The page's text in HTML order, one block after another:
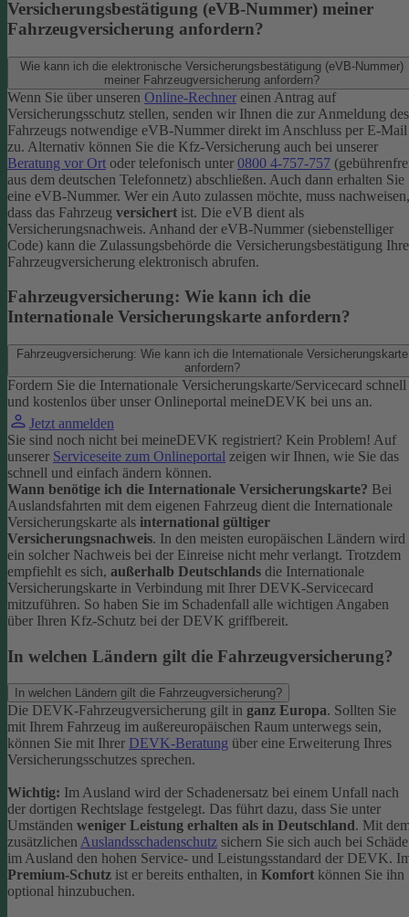
Versicherungsbestätigung (eVB-Nummer) meiner
Fahrzeugversicherung anfordern?
Wie kann ich die elektronische Versicherungsbestätigung (eVB-Nummer)
meiner Fahrzeugversicherung anfordern?
Wenn Sie über unseren Online-Rechner einen Antrag auf
Versicherungsschutz stellen, senden wir Ihnen die zur Anmeldung des
Fahrzeugs notwendige eVB-​Nummer direkt im Anschluss per E-Mail
zu. Alternativ können Sie die Kfz-​Versicherung auch bei unserer
Beratung vor Ort oder telefonisch unter 0800 4-​757-757
aus dem deutschen Telefonnetz) abschließen. Auch dann erhalten Sie
eine eVB-Nummer. Wer ein Auto zulassen möchte, muss nachweisen,
dass das Fahrzeug versichert ist. Die eVB dient als
Versicherungsnachweis. Anhand der eVB-Nummer (siebenstelliger
Code) kann die Zulassungsbehörde die Versicherungsbestätigung
Fahrzeugversicherung elektronisch abrufen.
Fahrzeugversicherung: Wie kann ich die
Internationale Versicherungskarte anfordern?
Fahrzeugversicherung: Wie kann ich die Internationale Versicherungskarte
anfordern?
Fordern Sie die Internationale Versicherungskarte/Servicecard schnell
und kostenlos über unser Onlineportal meineDEVK bei uns an.
Jetzt anmelden
Sie sind noch nicht bei meineDEVK registriert? Kein Problem! Auf
unserer Serviceseite zum Onlineportal zeigen wir Ihnen, wie Sie das
schnell und einfach ändern können.
Wann benötige ich die Internationale Versicherungskarte? Bei
Auslandsfahrten mit dem eigenen Fahrzeug dient die Internationale
Versicherungskarte als international gültiger
Versicherungsnachweis. In den meisten europäischen Ländern wird
ein solcher Nachweis bei der Einreise nicht mehr verlangt. Trotzdem
empfiehlt es sich, außerhalb Deutschlands die Internationale
Versicherungskarte in Verbindung mit Ihrer DEVK-Servicecard
mitzuführen. So haben Sie im Schadenfall alle wichtigen Angaben
über Ihren Kfz-Schutz bei der DEVK griffbereit.
In welchen Ländern gilt die Fahrzeugversicherung?
In welchen Ländern gilt die Fahrzeugversicherung?
Die DEVK-Fahrzeugversicherung gilt in ganz Europa. Sollten Sie
mit Ihrem Fahrzeug im außereuropäischen Raum unterwegs sein,
können Sie mit Ihrer DEVK-Beratung über eine Erweiterung Ihres
Versicherungsschutzes sprechen.
Wichtig: Im Ausland wird der Schadenersatz bei einem Unfall nach
der dortigen Rechtslage festgelegt. Das führt dazu, dass Sie unter
Umständen weniger Leistung erhalten als in Deutschland. Mit
zusätzlichenAuslandsschadenschutz sichern Sie sich auch bei
im Ausland den hohen Service- und Leistungsstandard der DEVK.
Premium-Schutz ist er bereits enthalten, in Komfort können Sie ihn
optional hinzubuchen.